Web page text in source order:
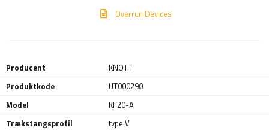
Overrun Devices
Producent
KNOTT
Produktkode
UT000290
Model
KF20-A
Trækstangsprofil
type V